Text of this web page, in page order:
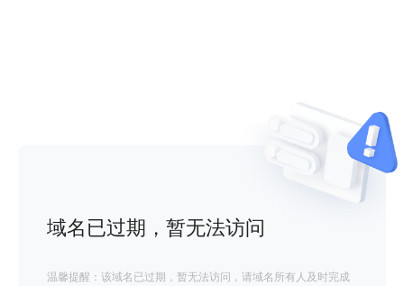
域名已过期，暂无法访问
温馨提醒：该域名已过期，暂无法访问，请域名所有人及时完成